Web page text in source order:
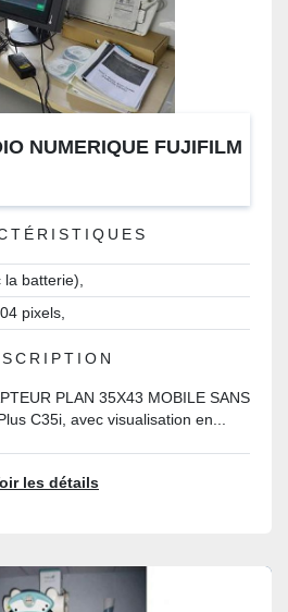
NUMERIQUE FUJIFILM
la batterie),
pixels,
PLAN 35X43 MOBILE SANS
C35i, avec visualisation en...
les détails